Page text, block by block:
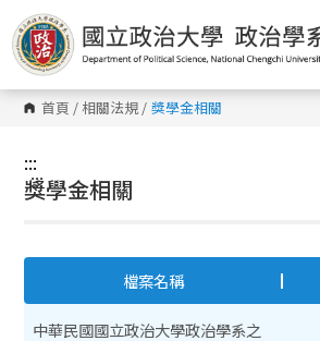
跳
到
主
要
內
容
區 首頁 /相關法規/ 獎學金相關
:::
:::
獎學金相關
檔案名稱
中華民國國立政治大學政治學系之